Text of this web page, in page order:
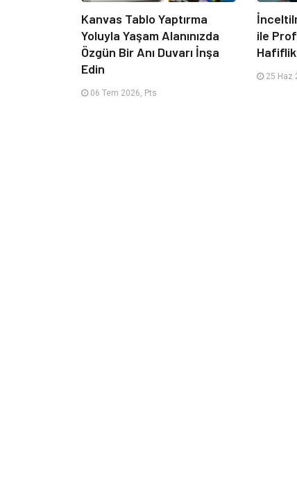
Kanvas Tablo Yaptırma
Yoluyla Yaşam Alanınızda
Özgün Bir Anı Duvarı İnşa
Edin
06 Tem 2026, Pts
ile
25 Haz